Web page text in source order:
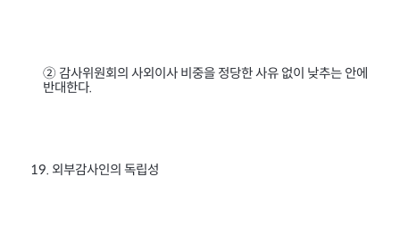
② 감사위원회의 사외이사 비중을 정당한 사유 없이 낮추는 안에
반대한다.
19. 외부감사인의 독립성